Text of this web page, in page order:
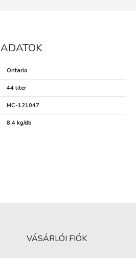
ADATOK
Ontario
44 liter
MC-121047
8,4 kg/db
VÁSÁRLÓI FIÓK